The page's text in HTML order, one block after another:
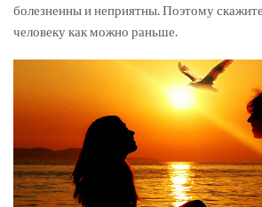
болезненны и неприятны. Поэтому
человеку как можно раньше.